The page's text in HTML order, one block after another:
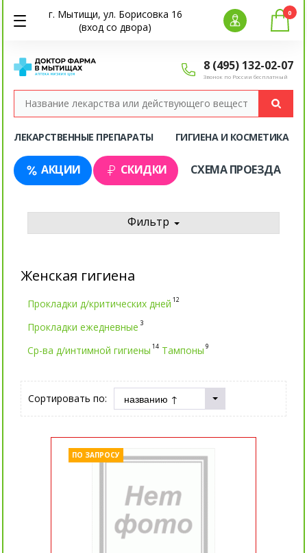
г. Мытищи, ул. Борисовка 16
(вход со двора)
8 (495) 132-02-07
Звонок по России бесплатный
0
ЛЕКАРСТВЕННЫЕ ПРЕПАРАТЫ ГИГИЕНА И КОСМЕТИКА
АКЦИИ СКИДКИ СХЕМА ПРОЕЗДА
Фильтр
Женская гигиена
Прокладки д/критических дней 12
Прокладки ежедневные 3
Ср-ва д/интимной гигиены 14 Тампоны 9
Сортировать по:
ПО ЗАПРОСУ